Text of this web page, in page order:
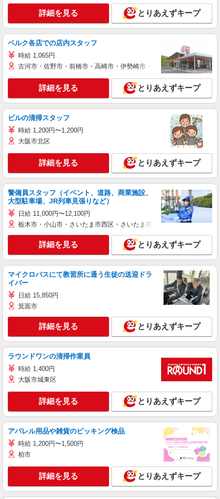
詳細を見る とりあえずキープ
ベルク各店での店内スタッフ
時給 1,065円
古河市・佐野市・前橋市・高崎市・伊勢崎市・太田市・館林市・藤
詳細を見る とりあえずキープ
ビルの清掃スタッフ
時給 1,200円〜1,200円
大阪市北区
詳細を見る とりあえずキープ
警備員スタッフ（イベント、道路、商業施設、
大型駐車場、JR列車見張りなど）
日給 11,000円〜12,100円
栃木市・小山市・さいたま市西区・さいたま市岩槻区・久喜市・蓮田
詳細を見る とりあえずキープ
マイクロバスにて教習所に通う生徒の送迎ドラ
イバー
日給 15,850円
箕面市
詳細を見る とりあえずキープ
ラウンドワンの清掃作業員
時給 1,400円
大阪市城東区
詳細を見る とりあえずキープ
アパレル用品や雑貨のピッキング検品
時給 1,200円〜1,500円
柏市
詳細を見る とりあえずキープ